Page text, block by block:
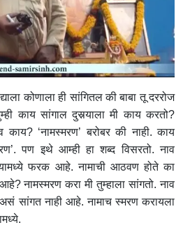
कोणाला ही सांगितल की बाबा तू दररोज
काय सांगाल दुसर्‍याला मी काय करतो?
काय? ‘नामस्मरण’ बरोबर की नाही. काय
पण इथे आम्ही हा शब्द विसरतो. नाव
फरक आहे. नामाची आठवण होते का
नामस्मरण करा मी तुम्हाला सांगतो. नाव
सांगत नाही आहे. नामाच स्मरण करायला